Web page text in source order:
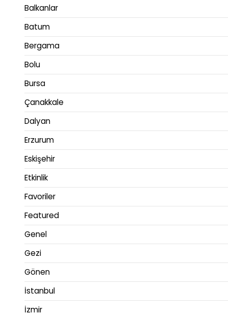
Balkanlar
Batum
Bergama
Bolu
Bursa
Çanakkale
Dalyan
Erzurum
Eskişehir
Etkinlik
Favoriler
Featured
Genel
Gezi
Gönen
İstanbul
İzmir